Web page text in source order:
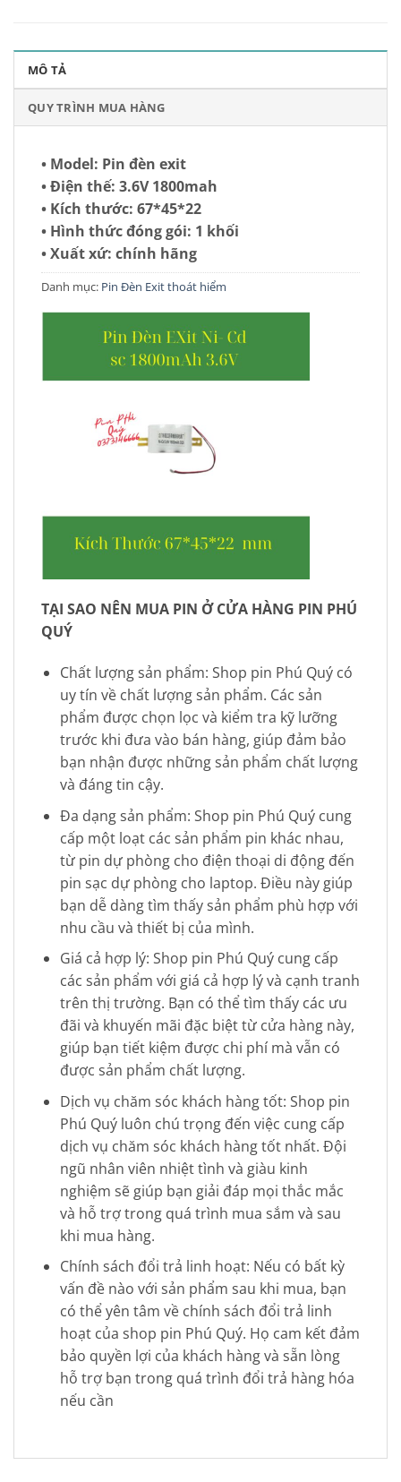
MÔ TẢ
QUY TRÌNH MUA HÀNG
• Model: Pin đèn exit
• Điện thế: 3.6V 1800mah
• Kích thước: 67*45*22
• Hình thức đóng gói: 1 khối
• Xuất xứ: chính hãng
Danh mục: Pin Đèn Exit thoát hiểm
TẠI SAO NÊN MUA PIN Ở CỬA HÀNG PIN PHÚ
QUÝ
Chất lượng sản phẩm: Shop pin Phú Quý có
uy tín về chất lượng sản phẩm. Các sản
phẩm được chọn lọc và kiểm tra kỹ lưỡng
trước khi đưa vào bán hàng, giúp đảm bảo
bạn nhận được những sản phẩm chất lượng
và đáng tin cậy.
Đa dạng sản phẩm: Shop pin Phú Quý cung
cấp một loạt các sản phẩm pin khác nhau,
từ pin dự phòng cho điện thoại di động đến
pin sạc dự phòng cho laptop. Điều này giúp
bạn dễ dàng tìm thấy sản phẩm phù hợp với
nhu cầu và thiết bị của mình.
Giá cả hợp lý: Shop pin Phú Quý cung cấp
các sản phẩm với giá cả hợp lý và cạnh tranh
trên thị trường. Bạn có thể tìm thấy các ưu
đãi và khuyến mãi đặc biệt từ cửa hàng này,
giúp bạn tiết kiệm được chi phí mà vẫn có
được sản phẩm chất lượng.
Dịch vụ chăm sóc khách hàng tốt: Shop pin
Phú Quý luôn chú trọng đến việc cung cấp
dịch vụ chăm sóc khách hàng tốt nhất. Đội
ngũ nhân viên nhiệt tình và giàu kinh
nghiệm sẽ giúp bạn giải đáp mọi thắc mắc
và hỗ trợ trong quá trình mua sắm và sau
khi mua hàng.
Chính sách đổi trả linh hoạt: Nếu có bất kỳ
vấn đề nào với sản phẩm sau khi mua, bạn
có thể yên tâm về chính sách đổi trả linh
hoạt của shop pin Phú Quý. Họ cam kết đảm
bảo quyền lợi của khách hàng và sẵn lòng
hỗ trợ bạn trong quá trình đổi trả hàng hóa
nếu cần